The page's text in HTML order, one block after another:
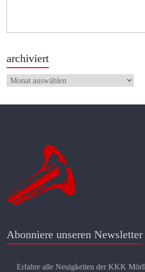
archiviert
archiviert
Abonniere unseren Newsletter
Erfahre alle Neuigkeiten der KKK